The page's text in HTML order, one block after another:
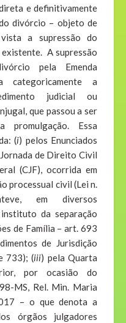
e definitivamente
divórcio – objeto de
a supressão do
A supressão
pela Emenda
categoricamente a
judicial ou
que passou a ser
Essa
(i) pelos Enunciados
de Direito Civil
(CJF), ocorrida em
processual civil (Lei n.
em diversos
da separação
de Família – art. 693
de Jurisdição
733); (iii) pela Quarta
por ocasião do
MS, Rel. Min. Maria
– o que denota a
órgãos julgadores